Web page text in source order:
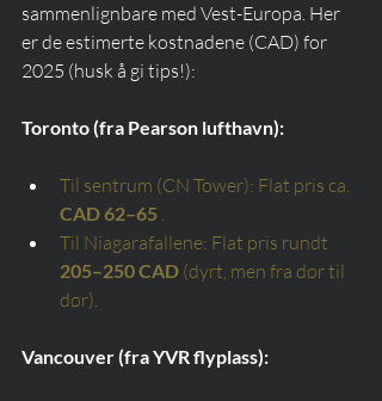
sammenlignbare med Vest-Europa. Her
er de estimerte kostnadene (CAD) for
2025 (husk å gi tips!):
Toronto (fra Pearson lufthavn):
Til sentrum (CN Tower): Flat pris ca.
CAD 62–65 .
Til Niagarafallene: Flat pris rundt
205–250 CAD (dyrt, men fra dør til
dør).
Vancouver (fra YVR flyplass):